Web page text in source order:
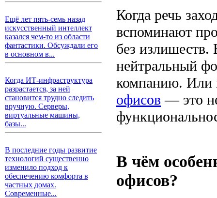
Ещё лет пять-семь назад
искусственный интеллект
казался чем-то из области
фантастики. Обсуждали его
в основном в...
Когда ИТ-инфраструктура
разрастается, за ней
становится трудно следить
вручную. Серверы,
виртуальные машины,
базы...
В последние годы развитие
технологий существенно
изменило подход к
обеспечению комфорта в
частных домах.
Современные...
Когда речь
вспоминают
без излишеств.
нейтральный
компанию.
офисов — это
В чём
офисов?